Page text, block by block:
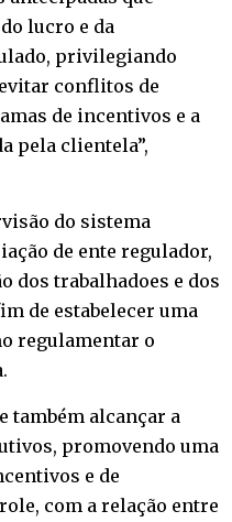
lucro e da
privilegiando
conflitos de
de incentivos e a
pela clientela”,
do sistema
de ente regulador,
dos trabalhadoes e dos
de estabelecer uma
regulamentar o
também alcançar a
promovendo uma
e de
com a relação entre